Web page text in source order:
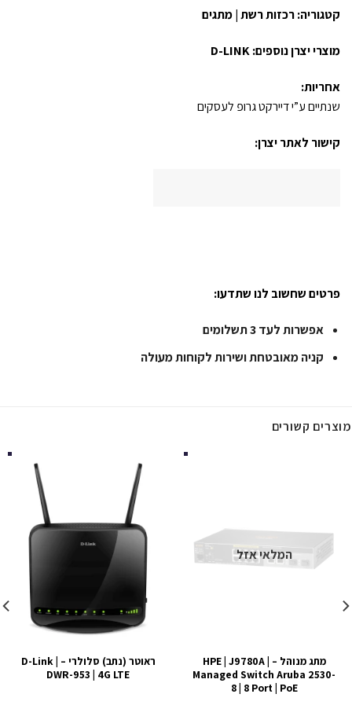
קטגוריה:רכזות רשת | מתגים
מוצרי יצרן נוספים:D-LINK
אחריות:
שנתיים ע”י דיירקט גרופ לעסקים
קישור לאתר יצרן:
פרטים שחשוב לנו שתדעו:
אפשרות לעד 3 תשלומים
קניה מאובטחת ושירות לקוחות מעולה
מוצרים קשורים
המלאי אזל
מתג מנוהל – HPE | J9780A |
Managed Switch Aruba 2530-
8 | 8 Port | PoE
ראוטר (נתב) סלולרי – D-Link |
DWR-953 | 4G LTE